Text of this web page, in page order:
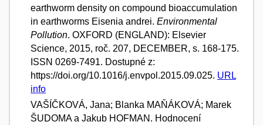
earthworm density on compound bioaccumulation
in earthworms Eisenia andrei. Environmental
Pollution. OXFORD (ENGLAND): Elsevier
Science, 2015, roč. 207, DECEMBER, s. 168-175.
ISSN 0269-7491. Dostupné z:
https://doi.org/10.1016/j.envpol.2015.09.025. URL
info
VAŠÍČKOVÁ, Jana; Blanka MAŇÁKOVÁ; Marek
ŠUDOMA a Jakub HOFMAN. Hodnocení